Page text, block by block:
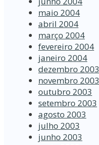
maio 2004
abril 2004
março 2004
fevereiro 2004
janeiro 2004
dezembro 2003
novembro 2003
outubro 2003
setembro 2003
agosto 2003
julho 2003
junho 2003